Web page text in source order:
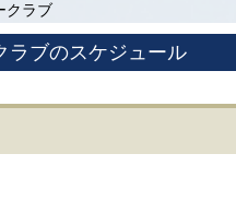
クラブ
ラブのスケジュール